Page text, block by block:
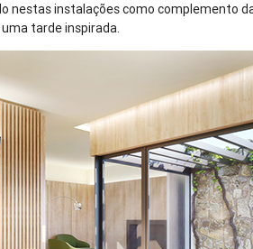
nestas instalações como complemento
tarde inspirada.